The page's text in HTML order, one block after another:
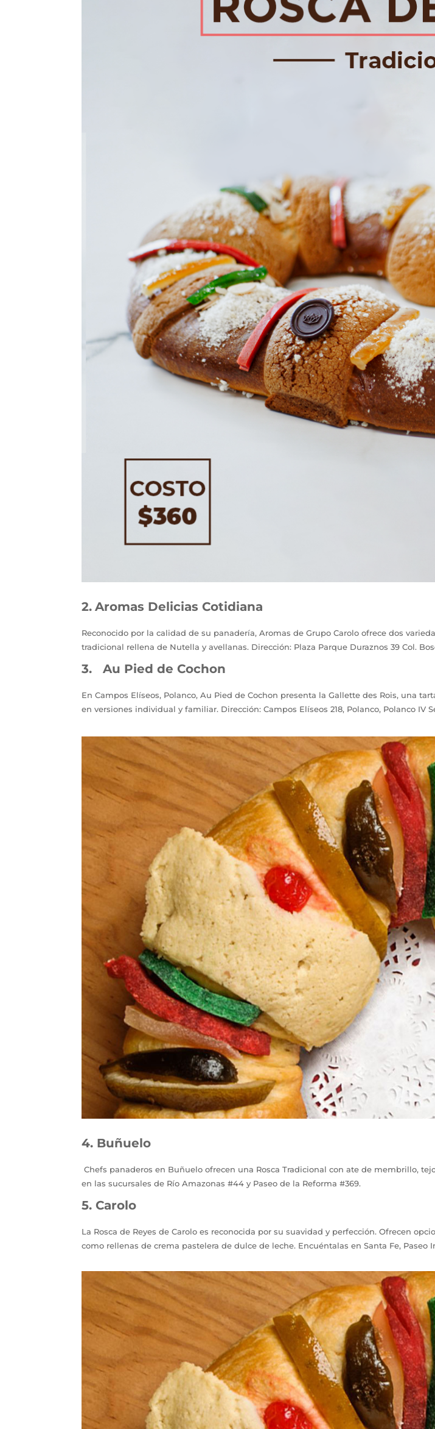
2. Aromas Delicias Cotidiana
Reconocido por la calidad de su panadería, Aromas de Grupo Carolo ofrece dos
tradicional rellena de Nutella y avellanas. Dirección: Plaza Parque Duraznos 39 Col.
3. Au Pied de Cochon
En Campos Elíseos, Polanco, Au Pied de Cochon presenta la Gallette des Rois, una
en versiones individual y familiar. Dirección: Campos Elíseos 218, Polanco, Polanco IV
4. Buñuelo
Chefs panaderos en Buñuelo ofrecen una Rosca Tradicional con ate de membrillo,
en las sucursales de Río Amazonas #44 y Paseo de la Reforma #369.
5. Carolo
La Rosca de Reyes de Carolo es reconocida por su suavidad y perfección. Ofrecen
como rellenas de crema pastelera de dulce de leche. Encuéntalas en Santa Fe, Paseo